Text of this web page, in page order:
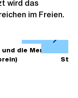
wird das
im Freien.
ä
f
die Mensa